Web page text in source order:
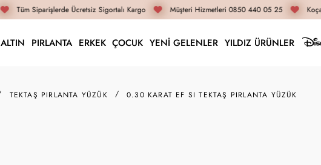
Tüm Siparişlerde Ücretsiz Sigortalı Kargo Müşteri Hizmetleri 0850 440 05 25
ALTIN PIRLANTA ERKEK ÇOCUK YENİ GELENLER YILDIZ ÜRÜNLER
TEKTAŞ PIRLANTA YÜZÜK 0.30 KARAT EF SI TEKTAŞ PIRLANTA YÜZÜK